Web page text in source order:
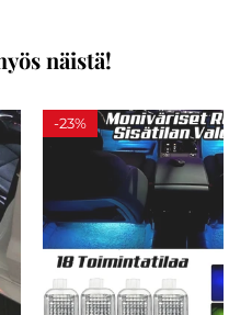
näistä!
-23%